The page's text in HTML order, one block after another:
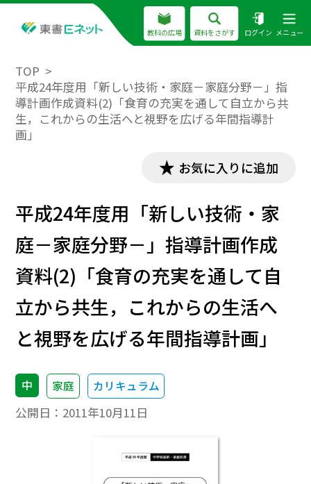
教科の広場 資料をさがす ログイン メニュー
TOP
平成24年度用「新しい技術・家庭－家庭分野－」指
導計画作成資料(2)「食育の充実を通して自立から共
生，これからの生活へと視野を広げる年間指導計
画」
お気に入りに追加
平成24年度用「新しい技術・家
庭－家庭分野－」指導計画作成
資料(2)「食育の充実を通して自
立から共生，これからの生活へ
と視野を広げる年間指導計画」
中 家庭 カリキュラム
公開日： 2011年10月11日